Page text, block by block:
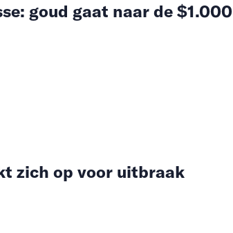
goud gaat naar de $1.000
zich op voor uitbraak